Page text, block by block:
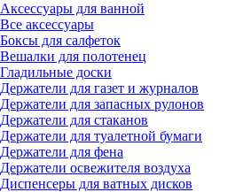
Аксессуары для ванной
Все аксессуары
Боксы для салфеток
Вешалки для полотенец
Гладильные доски
Держатели для газет и журналов
Держатели для запасных рулонов
Держатели для стаканов
Держатели для туалетной бумаги
Держатели для фена
Держатели освежителя воздуха
Диспенсеры для ватных дисков